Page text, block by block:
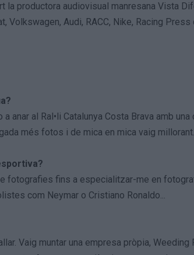
productora audiovisual manresana Vista
Audi, RACC, Nike, Racing Press
anar al Ral•li Catalunya Costa Brava amb una
més fotos i de mica en mica vaig millorant.
fotografies fins a especialitzar-me en
com Neymar o Cristiano Ronaldo...
Vaig muntar una empresa pròpia, Weeding